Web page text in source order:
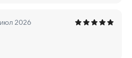
2026